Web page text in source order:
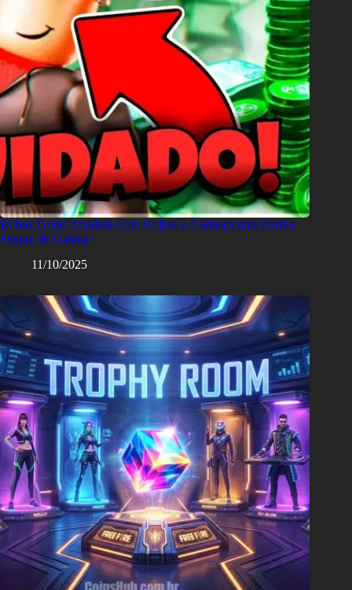
Robux Grátis: Cuidado com Golpes e Conheça uma Forma
Segura de Ganhar!
11/10/2025